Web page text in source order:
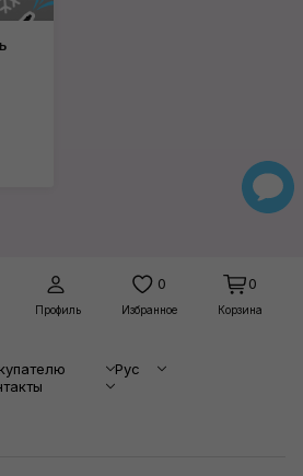
Профиль
0
Избранное
0
Корзина
Рус